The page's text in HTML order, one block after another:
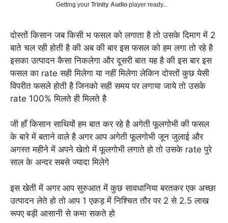
Getting your Trinity Audio player ready...
दोस्तों किसान जब किसी भ फसल को लगाता है तो उसके दिमाग में 2
बाते चल रही होती है की अब की बार इस फसल को हम लगा तो रहे है
इसका उत्पादन कैसा निकलेगा और दूसरी बात यह है की इस बार इस
फसल का rate सही मिलेगा या नहीं मिलेगा लेकिन दोस्तों कुछ येसी
विपरीत फसले होती है जिनको सही समय पर लगाया जाये तो उसके
rate 100% मिलते ही मिलते है
जी हाँ किसान साथियों हम बात कर रहे है अगेती फूलगोभी की फसल
के बारे में बताने वाले है अगर आप अगेती फूलगोभी जून जुलाई और
अगस्त महीने में अपने खेतो में फूलगोभी लगाते हो तो उसके rate पुरे
साल के अन्दर सबसे ज्यादा मिलेगे
इस खेती में अगर आप सुरुआत में कुछ सावधानिया बरतकर एक अच्छा
उत्पादन लेते हो तो आप 1 एकड़ में निश्चित तौर पर 2 से 2.5 लाख
रूपए बड़ी आसानी से कमा सकते हो